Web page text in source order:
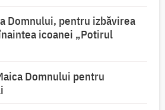
Domnului, pentru izbăvirea
icoanei „Potirul
Domnului pentru